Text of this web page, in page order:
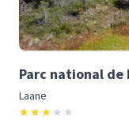
Parc national de
Laane
★★★ ★ ★